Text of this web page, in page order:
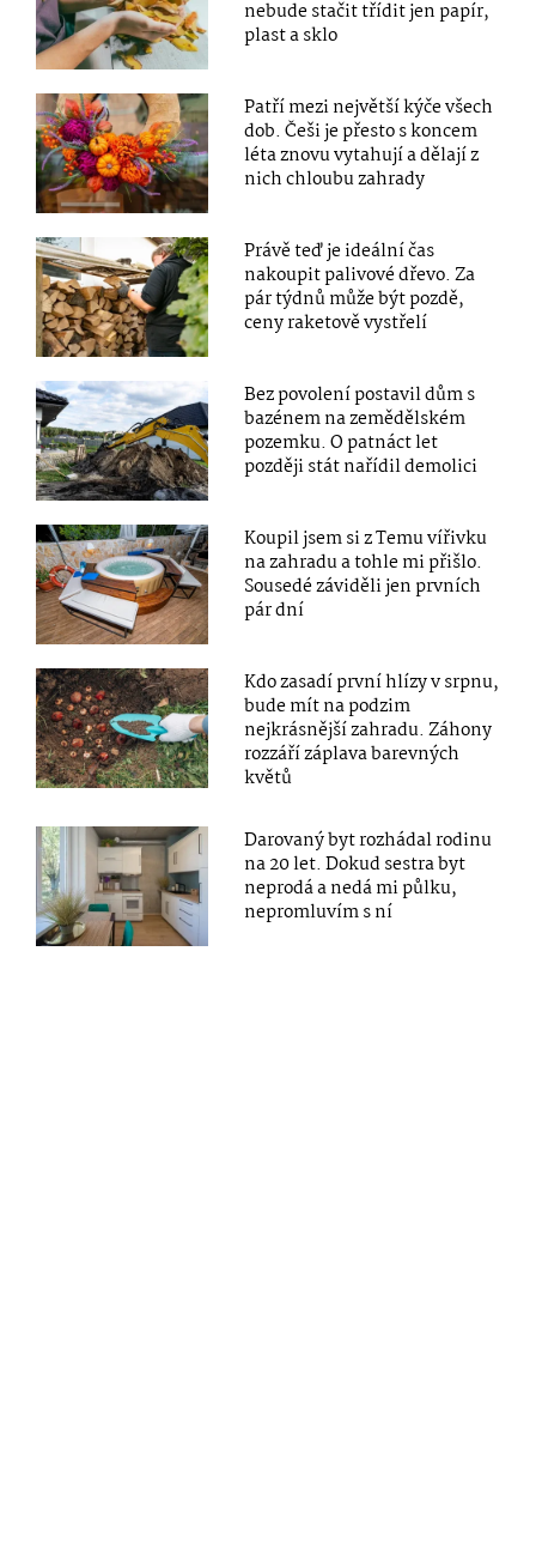
nebude stačit třídit jen papír,
plast a sklo
Patří mezi největší kýče všech
dob. Češi je přesto s koncem
léta znovu vytahují a dělají z
nich chloubu zahrady
Právě teď je ideální čas
nakoupit palivové dřevo. Za
pár týdnů může být pozdě,
ceny raketově vystřelí
Bez povolení postavil dům s
bazénem na zemědělském
pozemku. O patnáct let
později stát nařídil demolici
Koupil jsem si z Temu vířivku
na zahradu a tohle mi přišlo.
Sousedé záviděli jen prvních
pár dní
Kdo zasadí první hlízy v srpnu,
bude mít na podzim
nejkrásnější zahradu. Záhony
rozzáří záplava barevných
květů
Darovaný byt rozhádal rodinu
na 20 let. Dokud sestra byt
neprodá a nedá mi půlku,
nepromluvím s ní